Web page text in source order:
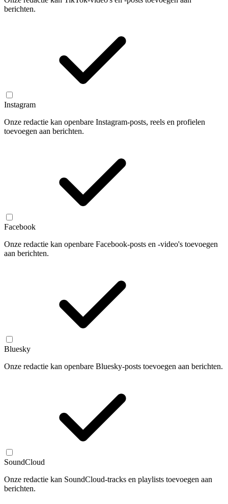
berichten.
Instagram
Onze redactie kan openbare Instagram-posts, reels en profielen
toevoegen aan berichten.
Facebook
Onze redactie kan openbare Facebook-posts en -video's toevoegen
aan berichten.
Bluesky
Onze redactie kan openbare Bluesky-posts toevoegen aan berichten.
SoundCloud
Onze redactie kan SoundCloud-tracks en playlists toevoegen aan
berichten.